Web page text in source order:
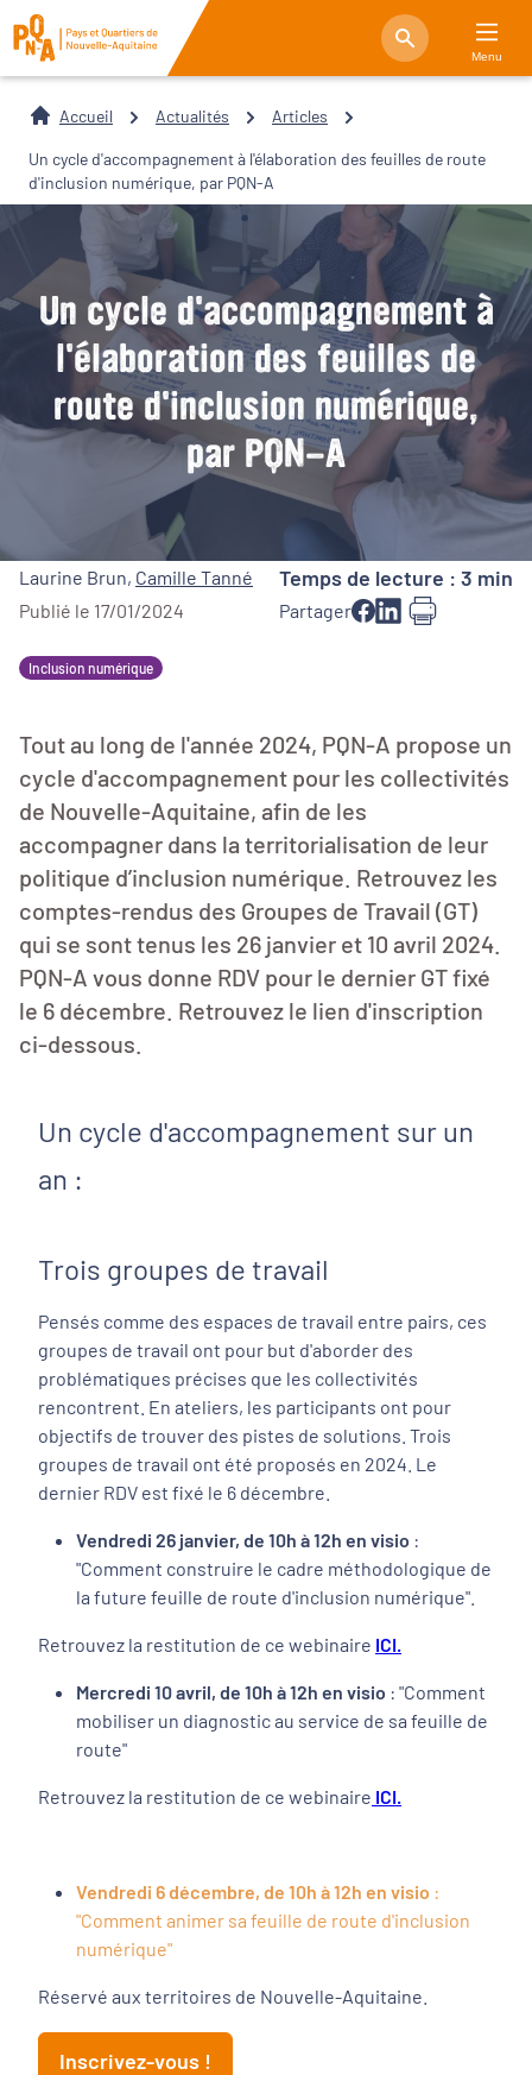
Menu
Accueil Actualités Articles
Un cycle d'accompagnement à l'élaboration des feuilles de route
d'inclusion numérique, par PQN-A
Un cycle d'accompagnement à
l'élaboration des feuilles de
route d'inclusion numérique,
par PQN-A
Laurine Brun, Camille Tanné
Publié le 17/01/2024
Temps de lecture : 3 min
Partager
Inclusion numérique
Tout au long de l'année 2024, PQN-A propose un
cycle d'accompagnement pour les collectivités
de Nouvelle-Aquitaine, afin de les
accompagner dans la territorialisation de leur
politique d’inclusion numérique. Retrouvez les
comptes-rendus des Groupes de Travail (GT)
qui se sont tenus les 26 janvier et 10 avril 2024.
PQN-A vous donne RDV pour le dernier GT fixé
le 6 décembre. Retrouvez le lien d'inscription
ci-dessous.
Un cycle d'accompagnement sur un
an :
Trois groupes de travail
Pensés comme des espaces de travail entre pairs, ces
groupes de travail ont pour but d'aborder des
problématiques précises que les collectivités
rencontrent. En ateliers, les participants ont pour
objectifs de trouver des pistes de solutions. Trois
groupes de travail ont été proposés en 2024. Le
dernier RDV est fixé le 6 décembre.
Vendredi 26 janvier, de 10h à 12h en visio :
"Comment construire le cadre méthodologique de
la future feuille de route d'inclusion numérique".
Retrouvez la restitution de ce webinaire ICI.
Mercredi 10 avril, de 10h à 12h en visio : "Comment
mobiliser un diagnostic au service de sa feuille de
route"
Retrouvez la restitution de ce webinaire ICI.
Vendredi 6 décembre, de 10h à 12h en visio :
"Comment animer sa feuille de route d'inclusion
numérique"
Réservé aux territoires de Nouvelle-Aquitaine.
Inscrivez-vous !